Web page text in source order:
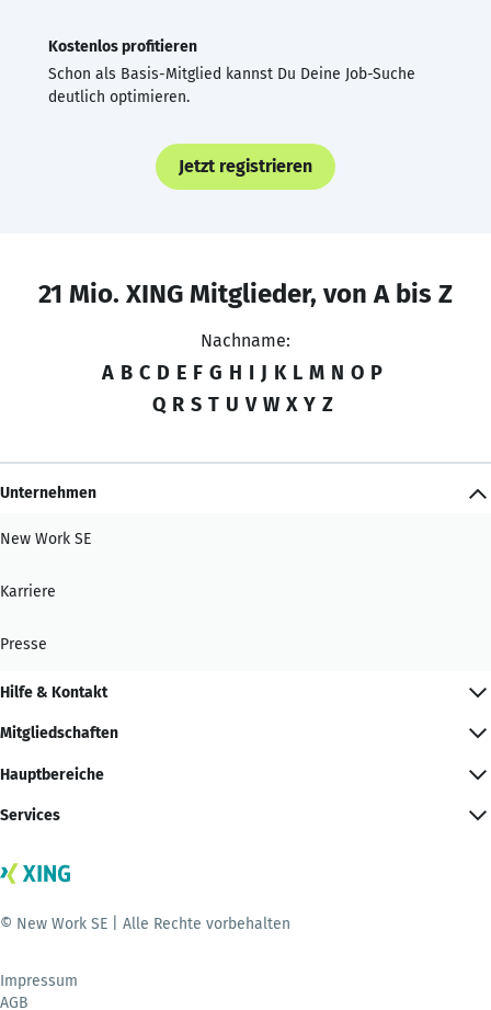
Kostenlos profitieren
Schon als Basis-Mitglied kannst Du Deine Job-Suche
deutlich optimieren.
Jetzt registrieren
21 Mio. XING Mitglieder, von A bis Z
Nachname:
A B C D E F G H I J K L M N O P
Q R S T U V W X Y Z
Unternehmen
New Work SE
Karriere
Presse
Hilfe & Kontakt
Mitgliedschaften
Hauptbereiche
Services
© New Work SE | Alle Rechte vorbehalten
Impressum
AGB